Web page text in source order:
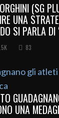
(SG
UNA
SI PARLA DI
83
UNA